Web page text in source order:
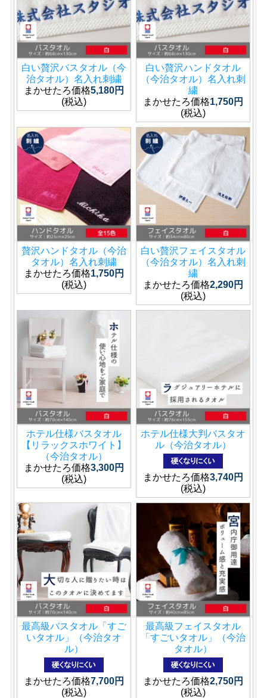
白い贅沢バスタオル（今
治タオル）名入れ刺繍
まかせたろ価格5,180円
(税込)
白い贅沢ハンドタオル
（今治タオル）名入れ刺
繍
まかせたろ価格1,750円
(税込)
贅沢ハンドタオル（今治
タオル）名入れ刺繍
まかせたろ価格1,750円
(税込)
白い贅沢フェイスタオル
（今治タオル）名入れ刺
繍
まかせたろ価格2,290円
(税込)
ホテル仕様バスタオル
【リラックスホワイト】
（今治タオル）
まかせたろ価格3,300円
(税込)
ホテル仕様大判バスタオ
ル（今治タオル）
まかせたろ価格3,740円
(税込)
最高級バスタオル「すご
いタオル」（今治タオ
ル）
まかせたろ価格7,700円
(税込)
最高級フェイスタオル
「すごいタオル」（今治
タオル）
まかせたろ価格2,750円
(税込)